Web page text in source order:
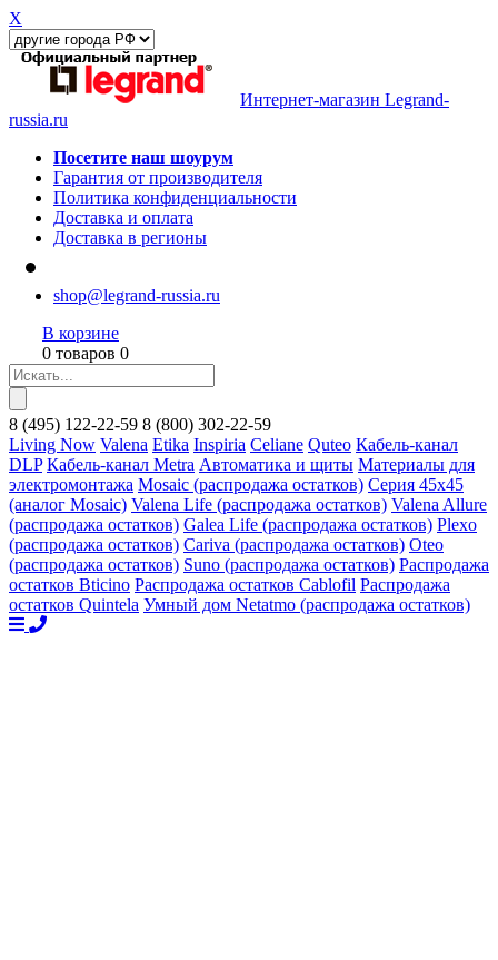
X
Интернет-магазин Legrand-
russia.ru
Посетите наш шоурум
Гарантия от производителя
Политика конфиденциальности
Доставка и оплата
Доставка в регионы
shop@legrand-russia.ru
В корзине
0 товаров 0
8 (495) 122-22-59 8 (800) 302-22-59
Living Now Valena Etika Inspiria Celiane Quteo Кабель-канал
DLP Кабель-канал Metra Автоматика и щиты Материалы для
электромонтажа Mosaic (распродажа остатков) Серия 45х45
(аналог Mosaic) Valena Life (распродажа остатков) Valena Allure
(распродажа остатков) Galea Life (распродажа остатков) Plexo
(распродажа остатков) Cariva (распродажа остатков) Oteo
(распродажа остатков) Suno (распродажа остатков) Распродажа
остатков Bticino Распродажа остатков Cablofil Распродажа
остатков Quintela Умный дом Netatmo (распродажа остатков)